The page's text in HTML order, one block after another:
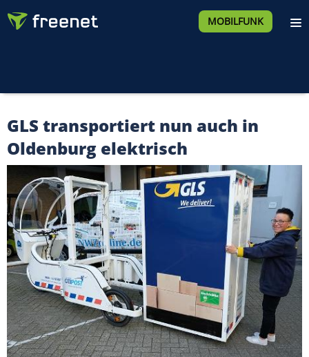
MOBILFUNK
GLS transportiert nun auch in
Oldenburg elektrisch